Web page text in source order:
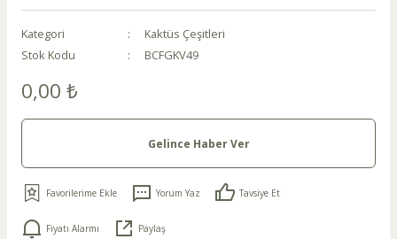
Kategori
Kaktüs Çeşitleri
Stok Kodu
BCFGKV49
0,00 ₺
Gelince Haber Ver
Yorum Yaz Tavsiye Et
Fiyatı Alarmı Paylaş